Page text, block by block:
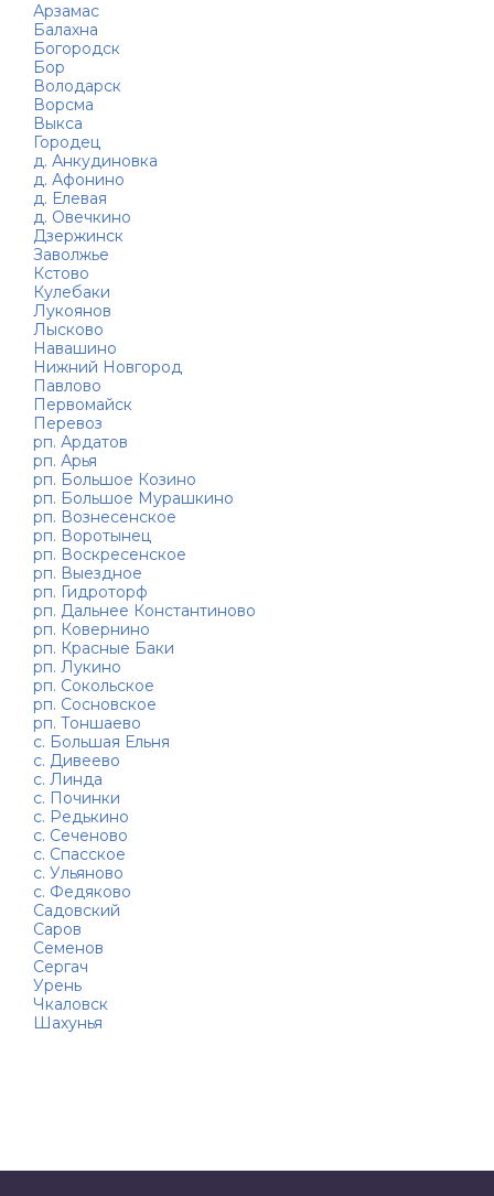
Арзамас
Балахна
Богородск
Бор
Володарск
Ворсма
Выкса
Городец
д. Анкудиновка
д. Афонино
д. Елевая
д. Овечкино
Дзержинск
Заволжье
Кстово
Кулебаки
Лукоянов
Лысково
Навашино
Нижний Новгород
Павлово
Первомайск
Перевоз
рп. Ардатов
рп. Арья
рп. Большое Козино
рп. Большое Мурашкино
рп. Вознесенское
рп. Воротынец
рп. Воскресенское
рп. Выездное
рп. Гидроторф
рп. Дальнее Константиново
рп. Ковернино
рп. Красные Баки
рп. Лукино
рп. Сокольское
рп. Сосновское
рп. Тоншаево
с. Большая Ельня
с. Дивеево
с. Линда
с. Починки
с. Редькино
с. Сеченово
с. Спасское
с. Ульяново
с. Федяково
Садовский
Саров
Семенов
Сергач
Урень
Чкаловск
Шахунья